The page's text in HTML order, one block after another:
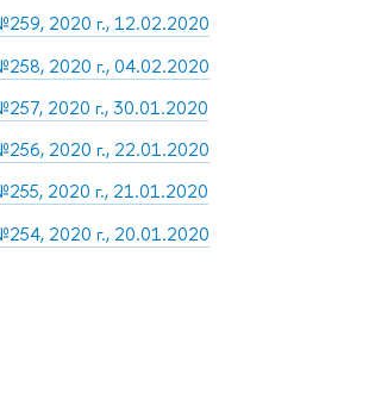
2020 г., 12.02.2020
2020 г., 04.02.2020
2020 г., 30.01.2020
2020 г., 22.01.2020
2020 г., 21.01.2020
2020 г., 20.01.2020